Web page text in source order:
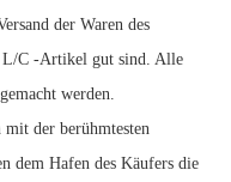
der Waren des
L/C -Artikel gut sind. Alle
werden.
der berühmtesten
dem Hafen des Käufers die